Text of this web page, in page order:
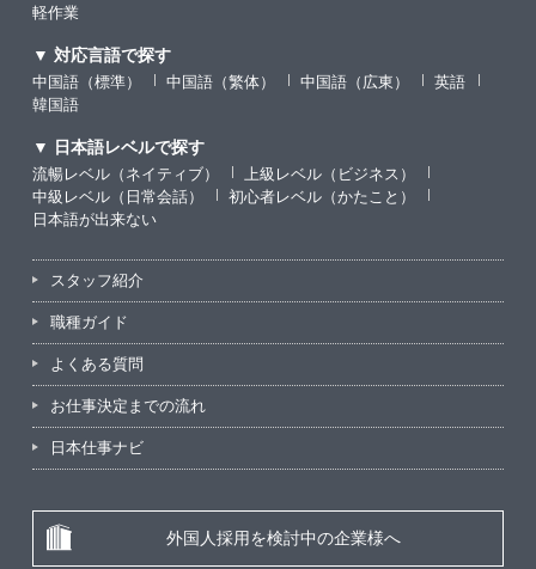
軽作業
▼ 対応言語で探す
中国語（標準） 中国語（繁体） 中国語（広東）
英語
韓国語
▼ 日本語レベルで探す
流暢レベル（ネイティブ）
上級レベル（ビジネス）
中級レベル（日常会話）
初心者レベル（かたこと）
日本語が出来ない
スタッフ紹介
職種ガイド
よくある質問
お仕事決定までの流れ
日本仕事ナビ
外国人採用を検討中の企業様へ